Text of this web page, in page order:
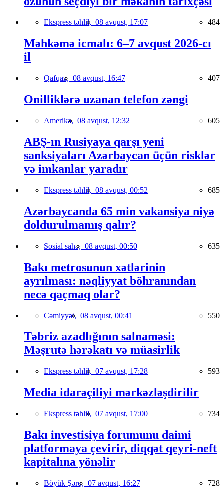
Ekspress təhlil, 08 avqust, 17:07 484
Məhkəmə icmalı: 6–7 avqust 2026-cı
il
Qafqaz, 08 avqust, 16:47 407
Onilliklərə uzanan telefon zəngi
Amerika, 08 avqust, 12:32 605
ABŞ-ın Rusiyaya qarşı yeni
sanksiyaları Azərbaycan üçün risklər
və imkanlar yaradır
Ekspress təhlil, 08 avqust, 00:52 685
Azərbaycanda 65 min vakansiya niyə
doldurulmamış qalır?
Sosial sahə, 08 avqust, 00:50 635
Bakı metrosunun xətlərinin
ayrılması: nəqliyyat böhranından
necə qaçmaq olar?
Cəmiyyət, 08 avqust, 00:41 550
Təbriz azadlığının salnaməsi:
Məşrutə hərəkatı və müasirlik
Ekspress təhlil, 07 avqust, 17:28 593
Media idarəçiliyi mərkəzləşdirilir
Ekspress təhlil, 07 avqust, 17:00 734
Bakı investisiya forumunu daimi
platformaya çevirir, diqqət qeyri-neft
kapitalına yönəlir
Böyük Şərq, 07 avqust, 16:27 728